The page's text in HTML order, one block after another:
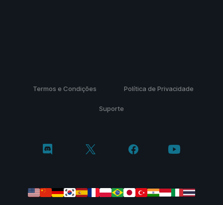
Termos e Condições Política de Privacidade
Suporte